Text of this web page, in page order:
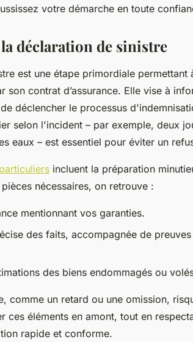
votre démarche en toute
déclaration de sinistre
est une étape primordiale permettant
son contrat d’assurance. Elle vise à
déclencher le processus
selon l'incident – par exemple, deux
eaux – est essentiel pour éviter un
incluent la préparation
nécessaires, on retrouve :
mentionnant vos garanties.
des faits, accompagnée de
des biens endommagés ou
comme un retard ou une omission,
ces éléments en amont, tout en
rapide et conforme.